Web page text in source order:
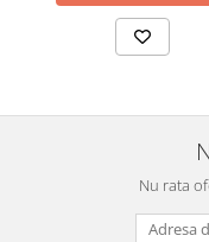
Nu rata